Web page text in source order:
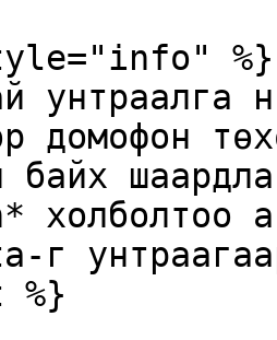
%}
унтраалга
домофон
байх
холболтоо
г
%}